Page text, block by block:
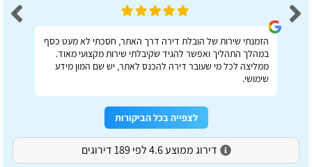
הזמנתי שירות של הובלת דירה דרך האתר, חסכתי לא מעט כסף
במהלך התהליך ואפשר להגיד שקיבלתי שירות מקצועי מאוד.
ממליצה לכל מי שעובר דירה להכנס לאתר, יש שם המון מידע
שימושי.
לצפייה בכל הביקורות
דירוג ממוצע 4.6 לפי 189 דירוגים